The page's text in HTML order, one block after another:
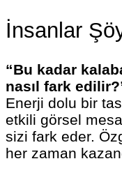
İnsanlar
“Bu kadar
nasıl fark
Enerji dolu bir
etkili görsel
sizi fark eder.
her zaman